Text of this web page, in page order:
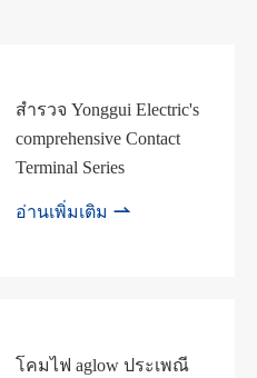
สำรวจ Yonggui Electric's
comprehensive Contact
Terminal Series
อ่านเพิ่มเติม 
โคมไฟ aglow ประเพณี